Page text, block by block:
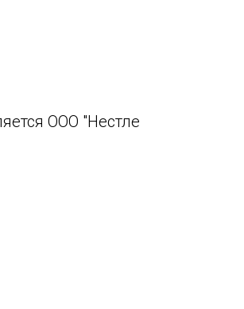
ООО "Нестле